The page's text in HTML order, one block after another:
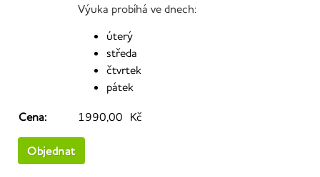
Výuka probíhá ve dnech:
úterý
středa
čtvrtek
pátek
Cena: 1990,00 Kč
Objednat